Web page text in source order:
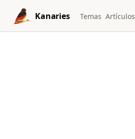
Skip to content
Kanaries
Temas Artículos